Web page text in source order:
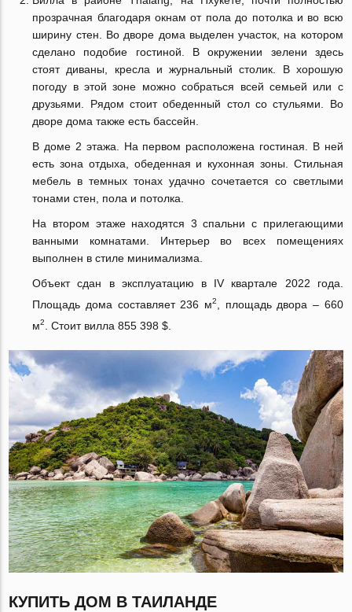
прозрачная благодаря окнам от пола до потолка и во всю
ширину стен. Во дворе дома выделен участок, на котором
сделано подобие гостиной. В окружении зелени здесь
стоят диваны, кресла и журнальный столик. В хорошую
погоду в этой зоне можно собраться всей семьей или с
друзьями. Рядом стоит обеденный стол со стульями. Во
дворе дома также есть бассейн.
В доме 2 этажа. На первом расположена гостиная. В ней
есть зона отдыха, обеденная и кухонная зоны. Стильная
мебель в темных тонах удачно сочетается со светлыми
тонами стен, пола и потолка.
На втором этаже находятся 3 спальни с прилегающими
ванными комнатами. Интерьер во всех помещениях
выполнен в стиле минимализма.
Объект сдан в эксплуатацию в IV квартале 2022 года.
Площадь дома составляет 236 м2
, площадь двора – 660
м2 . Стоит вилла 855 398 $.
КУПИТЬ ДОМ В ТАИЛАНДЕ